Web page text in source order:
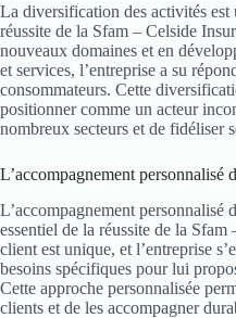
La diversification des activités est
réussite de la Sfam – Celside
nouveaux domaines et en
et services, l’entreprise a su
consommateurs. Cette
positionner comme un acteur
nombreux secteurs et de fidéliser
L’accompagnement personnalisé
L’accompagnement personnalisé
essentiel de la réussite de la
client est unique, et l’entreprise
besoins spécifiques pour lui
Cette approche personnalisée
clients et de les accompagner